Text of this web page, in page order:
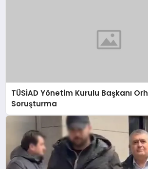
TÜSİAD Yönetim Kurulu Başkanı
Soruşturma